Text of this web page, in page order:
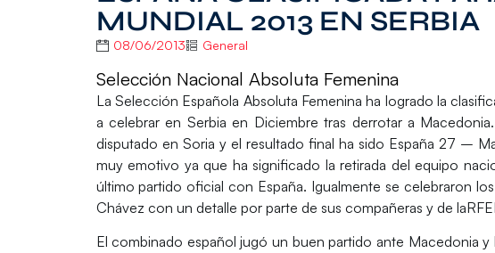
MUNDIAL 2013 EN SERBIA
08/06/2013 General
Selección Nacional Absoluta Femenina
La Selección Española Absoluta Femenina ha logrado la
a celebrar en Serbia en Diciembre tras derrotar a
disputado en Soria y el resultado final ha sido España 27 –
muy emotivo ya que ha significado la retirada del equipo
último partido oficial con España. Igualmente se celebraron
Chávez con un detalle por parte de sus compañeras y de
El combinado español jugó un buen partido ante Macedonia